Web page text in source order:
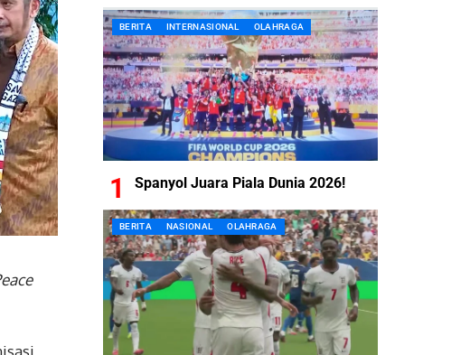
BERITA INTERNASIONAL OLAHRAGA
Spanyol Juara Piala Dunia 2026!
BERITA NASIONAL OLAHRAGA